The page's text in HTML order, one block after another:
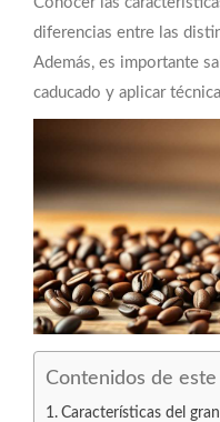
diferencias entre las
Además, es importante
caducado y aplicar
Contenidos de
Características del